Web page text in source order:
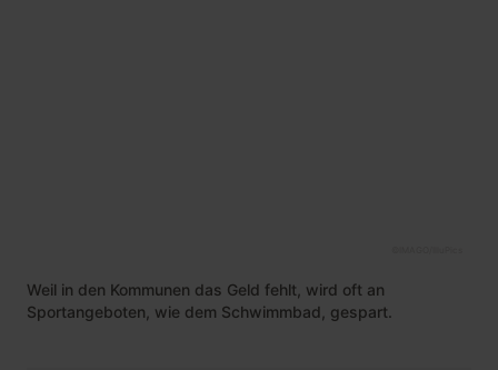
Weil in den Kommunen das Geld fehlt, wird oft an
Sportangeboten, wie dem Schwimmbad, gespart.